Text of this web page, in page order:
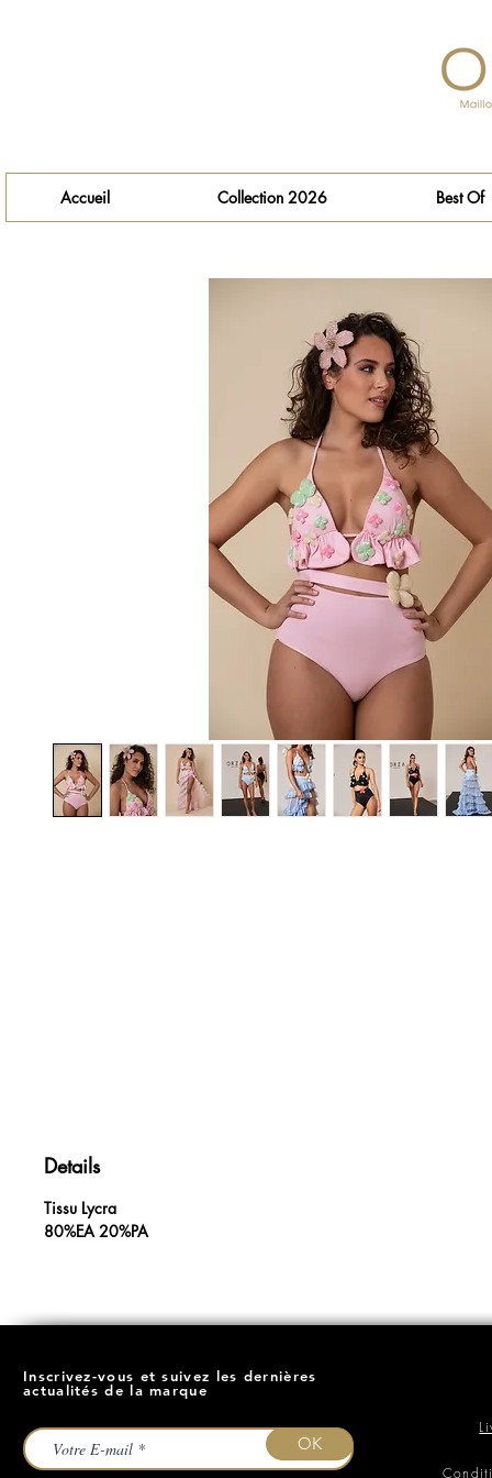
Accueil Collection 2026 Best Of
Details
Tissu Lycra
80%EA 20%PA
Inscrivez-vous et suivez les dernières
actualités de la marque
OK